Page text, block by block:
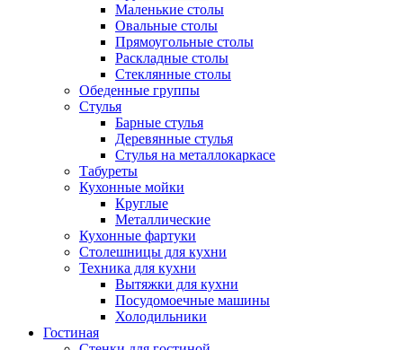
Маленькие столы
Овальные столы
Прямоугольные столы
Раскладные столы
Стеклянные столы
Обеденные группы
Стулья
Барные стулья
Деревянные стулья
Стулья на металлокаркасе
Табуреты
Кухонные мойки
Круглые
Металлические
Кухонные фартуки
Столешницы для кухни
Техника для кухни
Вытяжки для кухни
Посудомоечные машины
Холодильники
Гостиная